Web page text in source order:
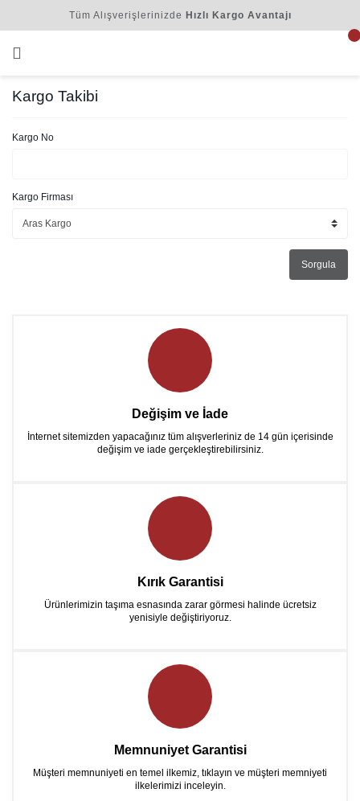
Tüm Alışverişlerinizde Hızlı Kargo Avantajı
Kargo Takibi
Kargo No
Kargo Firması
Sorgula
Değişim ve İade
İnternet sitemizden yapacağınız tüm alışverleriniz de 14 gün içerisinde
değişim ve iade gerçekleştirebilirsiniz.
Kırık Garantisi
Ürünlerimizin taşıma esnasında zarar görmesi halinde ücretsiz
yenisiyle değiştiriyoruz.
Memnuniyet Garantisi
Müşteri memnuniyeti en temel ilkemiz, tıklayın ve müşteri memniyeti
ilkelerimizi inceleyin.